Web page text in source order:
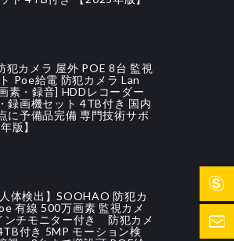
犯カメラ 屋外 POE 8台 監視
Poe給電 防犯カメラ Lan
素・録音] HDDレコーダー
録画機セット 4TB付き 国内
に予備品完備 専門技術サポ
版】
体検出】SOOHAO 防犯カ
有線 500万画素 監視カメ
ンチモニター付き 防犯カメ
付き 5MP モーション検